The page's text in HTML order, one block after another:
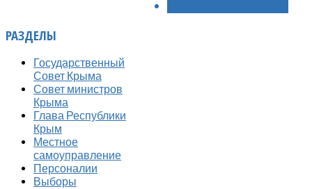
РАЗДЕЛЫ
Государственный
Совет Крыма
Совет министров
Крыма
Глава Республики
Крым
Местное
самоуправление
Персоналии
Выборы